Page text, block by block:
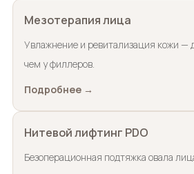
Мезотерапия лица
Увлажнение и ревитализация кожи —
чем у филлеров.
Подробнее →
Нитевой лифтинг PDO
Безоперационная подтяжка овала